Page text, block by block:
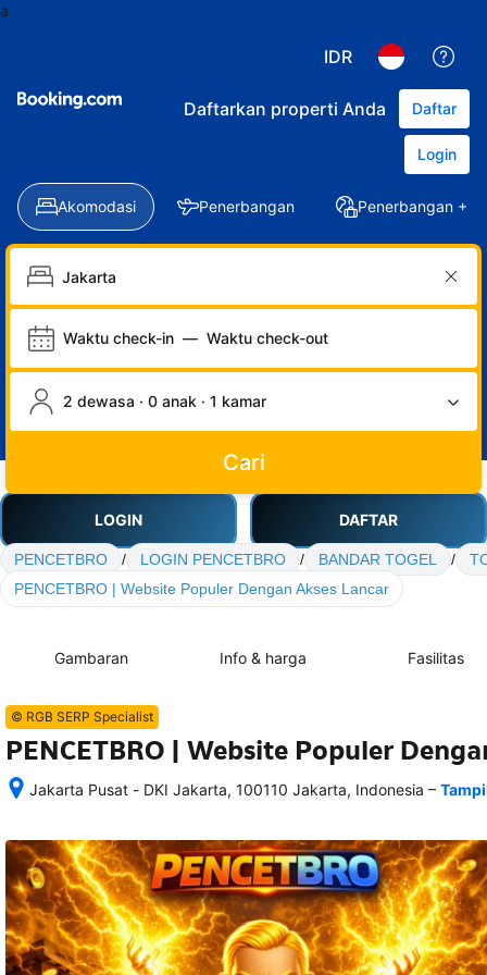
a
IDR
Daftarkan properti Anda Daftar
Login
Akomodasi Penerbangan Penerbangan +
Waktu check-in — Waktu check-out
2 dewasa · 0 anak · 1 kamar
Cari
LOGIN DAFTAR
PENCETBRO / LOGIN PENCETBRO / BANDAR TOGEL /
PENCETBRO | Website Populer Dengan Akses Lancar
Gambaran Info & harga Fasilitas
© RGB SERP Specialist
PENCETBRO | Website Populer
Jakarta Pusat - DKI Jakarta, 100110 Jakarta, Indonesia
semua
rincian
akomodasi
termasuk
nomor
telepon
–